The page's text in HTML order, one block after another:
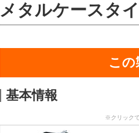
メタルケースタ
この
基本情報
※クリック